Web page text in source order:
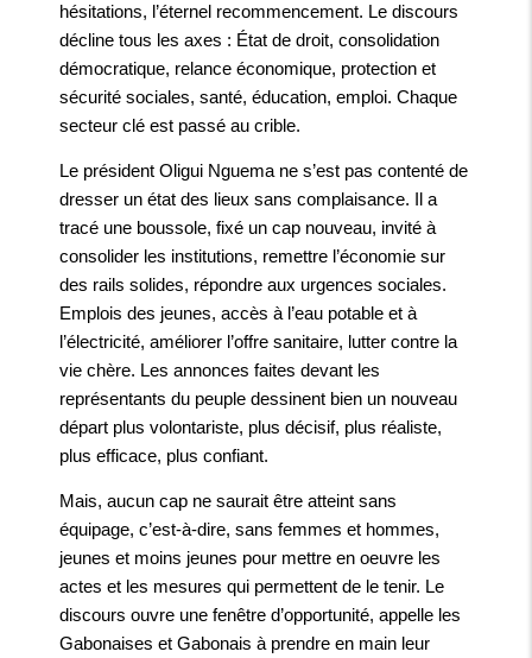
hésitations, l’éternel recommencement. Le discours
décline tous les axes : État de droit, consolidation
démocratique, relance économique, protection et
sécurité sociales, santé, éducation, emploi. Chaque
secteur clé est passé au crible.
Le président Oligui Nguema ne s’est pas contenté de
dresser un état des lieux sans complaisance. Il a
tracé une boussole, fixé un cap nouveau, invité à
consolider les institutions, remettre l’économie sur
des rails solides, répondre aux urgences sociales.
Emplois des jeunes, accès à l’eau potable et à
l’électricité, améliorer l’offre sanitaire, lutter contre la
vie chère. Les annonces faites devant les
représentants du peuple dessinent bien un nouveau
départ plus volontariste, plus décisif, plus réaliste,
plus efficace, plus confiant.
Mais, aucun cap ne saurait être atteint sans
équipage, c’est‐à-dire, sans femmes et hommes,
jeunes et moins jeunes pour mettre en oeuvre les
actes et les mesures qui permettent de le tenir. Le
discours ouvre une fenêtre d’opportunité, appelle les
Gabonaises et Gabonais à prendre en main leur